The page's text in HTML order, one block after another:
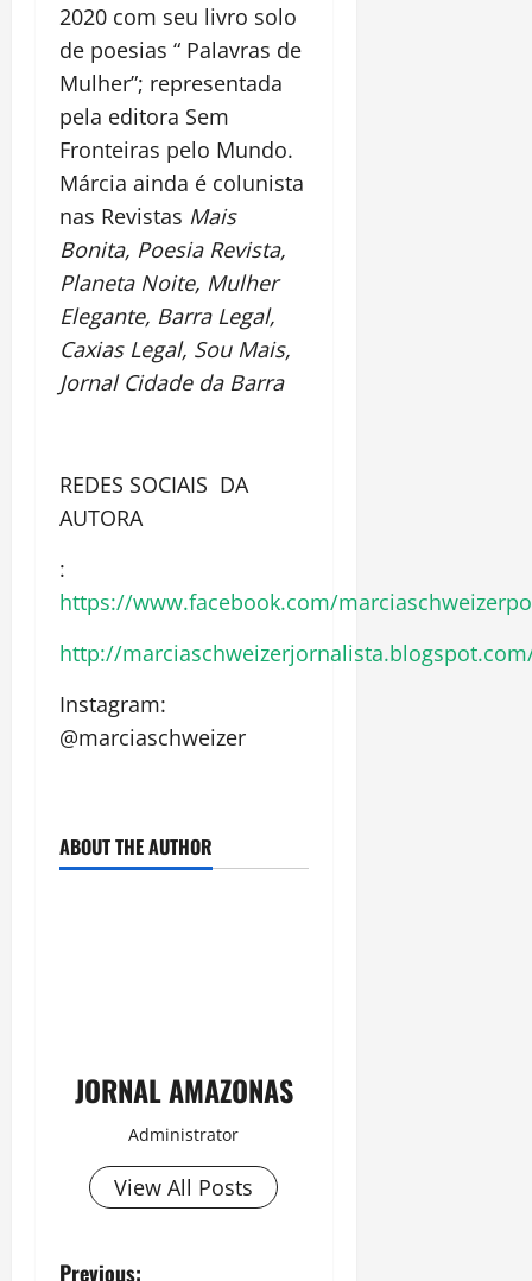
2020 com seu livro solo
de poesias “ Palavras de
Mulher”; representada
pela editora Sem
Fronteiras pelo Mundo.
Márcia ainda é colunista
nas Revistas Mais
Bonita, Poesia Revista,
Planeta Noite, Mulher
Elegante, Barra Legal,
Caxias Legal, Sou Mais,
Jornal Cidade da Barra
REDES SOCIAIS DA
AUTORA
:
https://www.facebook.com/
http://
Instagram:
@marciaschweizer
ABOUT THE AUTHOR
JORNAL AMAZONAS
Administrator
View All Posts
Previous: